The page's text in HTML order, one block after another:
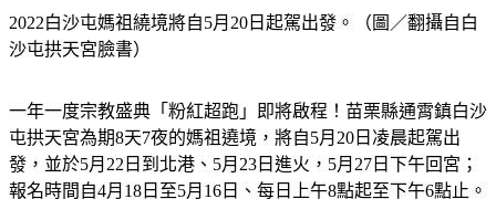
2022白沙屯媽祖繞境將自5月20日起駕出發。（圖／翻攝自白
沙屯拱天宮臉書）
一年一度宗教盛典「粉紅超跑」即將啟程！苗栗縣通霄鎮白沙
屯拱天宮為期8天7夜的媽祖遶境，將自5月20日凌晨起駕出
發，並於5月22日到北港、5月23日進火，5月27日下午回宮；
報名時間自4月18日至5月16日、每日上午8點起至下午6點止。